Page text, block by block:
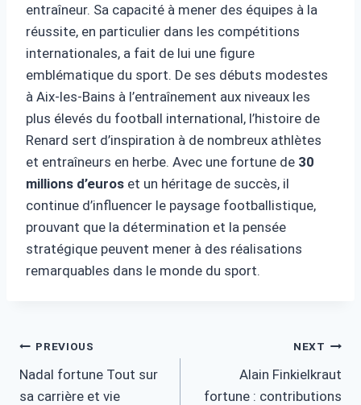
entraîneur. Sa capacité à mener des équipes à la
réussite, en particulier dans les compétitions
internationales, a fait de lui une figure
emblématique du sport. De ses débuts modestes
à Aix-les-Bains à l’entraînement aux niveaux les
plus élevés du football international, l’histoire de
Renard sert d’inspiration à de nombreux athlètes
et entraîneurs en herbe. Avec une fortune de 30
millions d’euros et un héritage de succès, il
continue d’influencer le paysage footballistique,
prouvant que la détermination et la pensée
stratégique peuvent mener à des réalisations
remarquables dans le monde du sport.
Post
navigation
PREVIOUS
Nadal fortune Tout sur
sa carrière et vie
NEXT
Alain Finkielkraut
fortune : contributions